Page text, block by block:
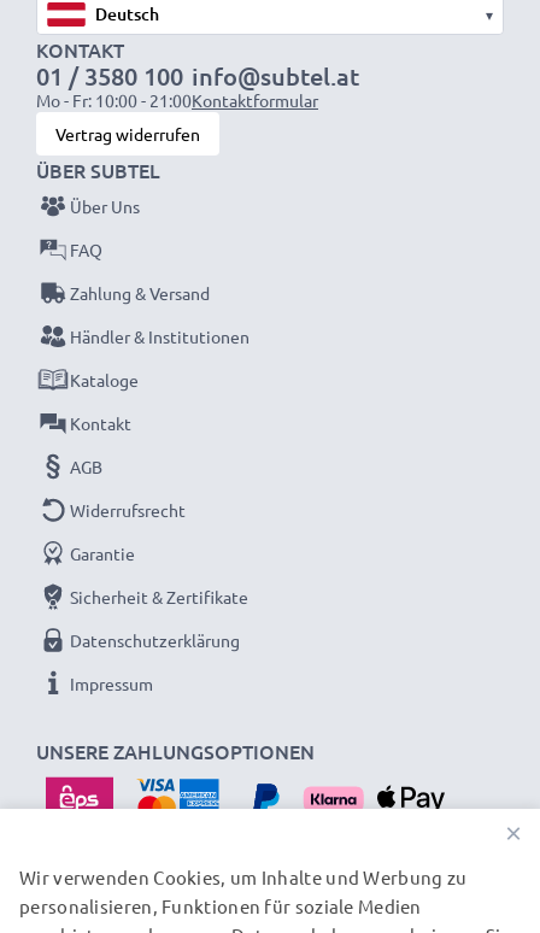
HINWEIS:Für optimale Leistung und Langlebigkeit
laden Sie die Akkus vor der ersten Nutzung
vollständig auf.
Jeder CELLONIC Akku wird streng geprüft, um
höchste Leistung und lange Lebensdauer zu
garantieren.
Jetzt bestellen – Schnelle Lieferung & 3 Jahren
Garantie!
▾
KONTAKT
01 / 3580 100
Mo - Fr: 10:00 - 21:00
info@subtel.at
Kontaktformular
Vertrag widerrufen
UNSERE ZAHLUNGSOPTIONEN
ÜBER SUBTEL
Über Uns
FAQ
Zahlung & Versand
Händler & Institutionen
Kataloge
Kontakt
AGB
Widerrufsrecht
Garantie
Sicherheit & Zertifikate
Datenschutzerklärung
Impressum
UNSERE VERSANDPARTNER
×
Wir verwenden Cookies, um Inhalte und Werbung zu
personalisieren, Funktionen für soziale Medien